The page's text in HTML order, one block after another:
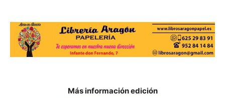
Más información edición